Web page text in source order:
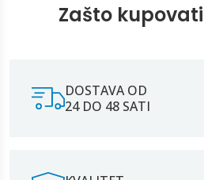
Zašto
DOSTAVA OD
24 DO 48 SATI